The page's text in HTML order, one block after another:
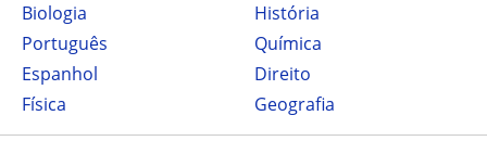
Biologia
História
Português
Química
Espanhol
Direito
Física
Geografia